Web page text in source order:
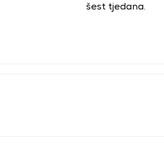
šest tjedana.